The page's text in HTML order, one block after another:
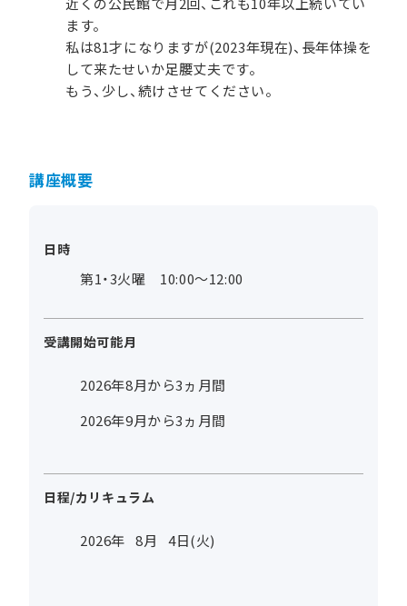
ます。
私は81才になりますが(2023年現在)、長年体操を
して来たせいか足腰丈夫です。
もう、少し、続けさせてください。
講座概要
日時
第1・3火曜 10:00～12:00
受講開始可能月
2026年8月から3ヵ月間
2026年9月から3ヵ月間
日程/カリキュラム
2026年 8月 4日(火)